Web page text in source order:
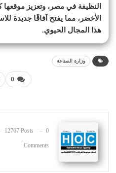
النظيفة في مصر، وتعزيز
الأخضر، مما يفتح آفاقًا جديدة
هذا المجال الحيوي.
وزارة الصناعة
0
12767 Posts 0
Comments